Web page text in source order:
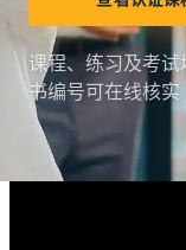
课程、练习及考
书编号可在线核实